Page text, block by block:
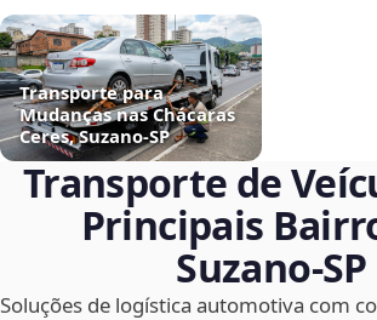
Transporte para
Mudanças nas Chácaras
Ceres, Suzano‑SP
Transporte de
Principais
Suzano‑SP
Soluções de logística automotiva com